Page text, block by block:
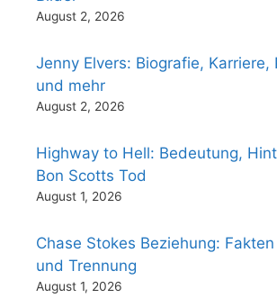
August 2, 2026
Jenny Elvers: Biografie, Karriere,
und mehr
August 2, 2026
Highway to Hell: Bedeutung,
Bon Scotts Tod
August 1, 2026
Chase Stokes Beziehung:
und Trennung
August 1, 2026